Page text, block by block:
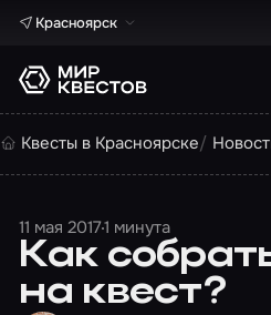
Красноярск
Квесты в Красноярске
11 мая 20171 минута
Как
на квест?